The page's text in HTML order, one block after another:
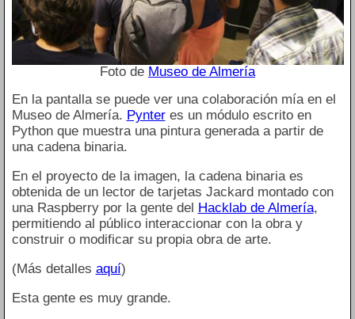
Foto de Museo de Almería
En la pantalla se puede ver una colaboración mía en el
Museo de Almería. Pynteres un módulo escrito en
Python que muestra una pintura generada a partir de
una cadena binaria.
En el proyecto de la imagen, la cadena binaria es
obtenida de un lector de tarjetas Jackard montado con
una Raspberry por la gente del Hacklab de Almería,
permitiendo al público interaccionar con la obra y
construir o modificar su propia obra de arte.
(Más detalles aquí)
Esta gente es muy grande.